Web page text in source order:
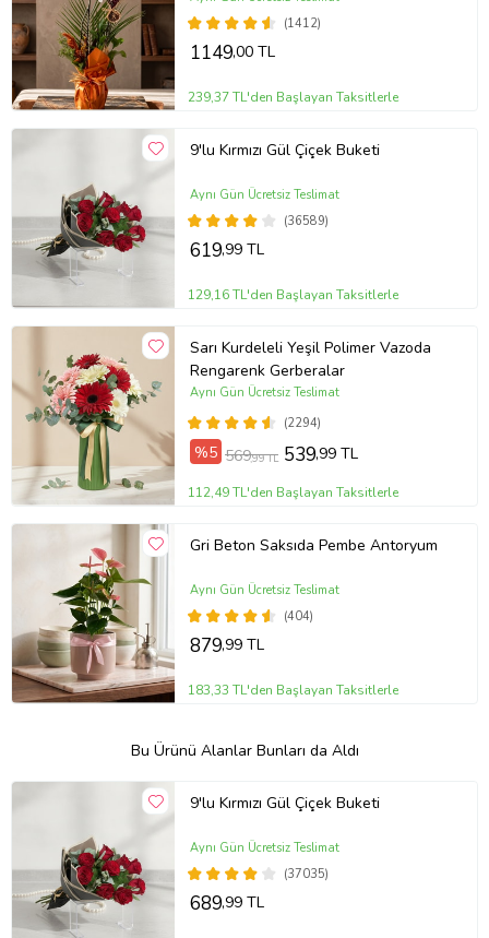
(1412)
1149,00 TL
239,37 TL'den Başlayan Taksitlerle
9'lu Kırmızı Gül Çiçek Buketi
(36589)
Aynı Gün Ücretsiz Teslimat
619,99 TL
129,16 TL'den Başlayan Taksitlerle
Sarı Kurdeleli Yeşil Polimer Vazoda
Rengarenk Gerberalar
(2294)
Aynı Gün Ücretsiz Teslimat
%5 569,99 TL 539,99 TL
112,49 TL'den Başlayan Taksitlerle
Gri Beton Saksıda Pembe Antoryum
(404)
Aynı Gün Ücretsiz Teslimat
879,99 TL
183,33 TL'den Başlayan Taksitlerle
Bu Ürünü Alanlar Bunları da Aldı
9'lu Kırmızı Gül Çiçek Buketi
(37035)
Aynı Gün Ücretsiz Teslimat
689,99 TL